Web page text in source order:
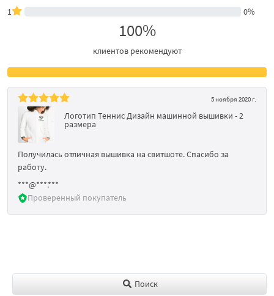
1
0%
100%
клиентов рекомендуют
5 ноября 2020 г.
Логотип Теннис Дизайн машинной вышивки - 2
размера
Получилась отличная вышивка на свитшоте. Спасибо за
работу.
***@***.***
Проверенный покупатель
Поиск